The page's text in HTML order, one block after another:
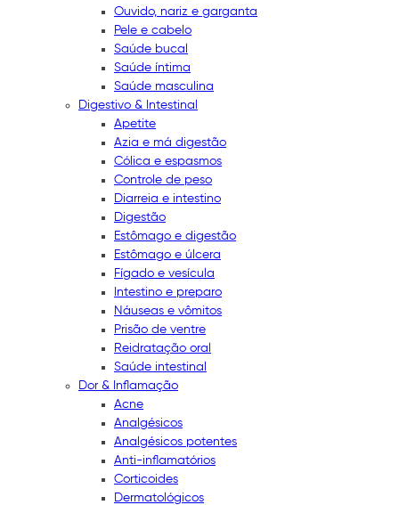
Ouvido, nariz e garganta
Pele e cabelo
Saúde bucal
Saúde íntima
Saúde masculina
Digestivo & Intestinal
Apetite
Azia e má digestão
Cólica e espasmos
Controle de peso
Diarreia e intestino
Digestão
Estômago e digestão
Estômago e úlcera
Fígado e vesícula
Intestino e preparo
Náuseas e vômitos
Prisão de ventre
Reidratação oral
Saúde intestinal
Dor & Inflamação
Acne
Analgésicos
Analgésicos potentes
Anti-inflamatórios
Corticoides
Dermatológicos